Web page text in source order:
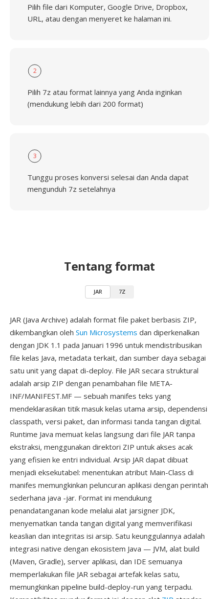
Pilih file dari Komputer, Google Drive, Dropbox,
URL, atau dengan menyeret ke halaman ini.
2
Pilih 7z atau format lainnya yang Anda inginkan
(mendukung lebih dari 200 format)
3
Tunggu proses konversi selesai dan Anda dapat
mengunduh 7z setelahnya
Tentang format
JAR 7Z
JAR (Java Archive) adalah format file paket berbasis ZIP,
dikembangkan oleh Sun Microsystems dan diperkenalkan
dengan JDK 1.1 pada Januari 1996 untuk mendistribusikan
file kelas Java, metadata terkait, dan sumber daya sebagai
satu unit yang dapat di-deploy. File JAR secara struktural
adalah arsip ZIP dengan penambahan file META-
INF/MANIFEST.MF — sebuah manifes teks yang
mendeklarasikan titik masuk kelas utama arsip, dependensi
classpath, versi paket, dan informasi tanda tangan digital.
Runtime Java memuat kelas langsung dari file JAR tanpa
ekstraksi, menggunakan direktori ZIP untuk akses acak
yang efisien ke entri individual. Arsip JAR dapat dibuat
menjadi eksekutabel: menentukan atribut Main-Class di
manifes memungkinkan peluncuran aplikasi dengan perintah
sederhana java -jar. Format ini mendukung
penandatanganan kode melalui alat jarsigner JDK,
menyematkan tanda tangan digital yang memverifikasi
keaslian dan integritas isi arsip. Satu keunggulannya adalah
integrasi native dengan ekosistem Java — JVM, alat build
(Maven, Gradle), server aplikasi, dan IDE semuanya
memperlakukan file JAR sebagai artefak kelas satu,
memungkinkan pipeline build-deploy-run yang terpadu.